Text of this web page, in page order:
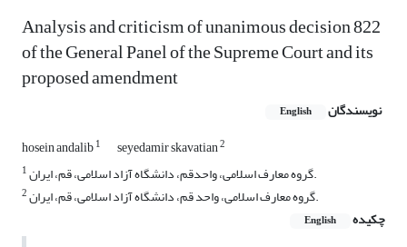
Analysis and criticism of unanimous decision 822
of the General Panel of the Supreme Court and its
proposed amendment
نویسندگان English
hosein andalib1 seyedamir skavatian2
1
گروه معارف اسلامی، واحدقم، دانشگاه آزاد اسلامی، قم، ایران.
2
گروه معارف اسلامی، واحد قم، دانشگاه آزاد اسلامی، قم، ایران.
چکیده
English